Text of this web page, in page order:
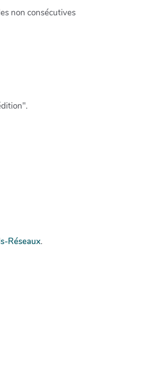
non consécutives
Réseaux.